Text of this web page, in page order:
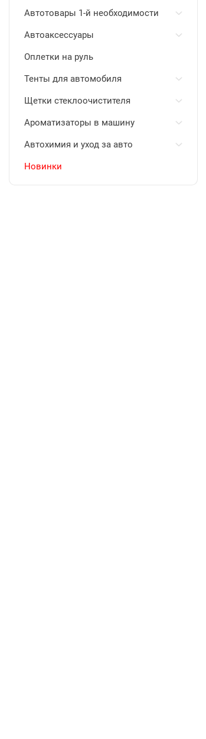
Автотовары 1-й необходимости
Автоаксессуары
Оплетки на руль
Тенты для автомобиля
Щетки стеклоочистителя
Ароматизаторы в машину
Автохимия и уход за авто
Новинки